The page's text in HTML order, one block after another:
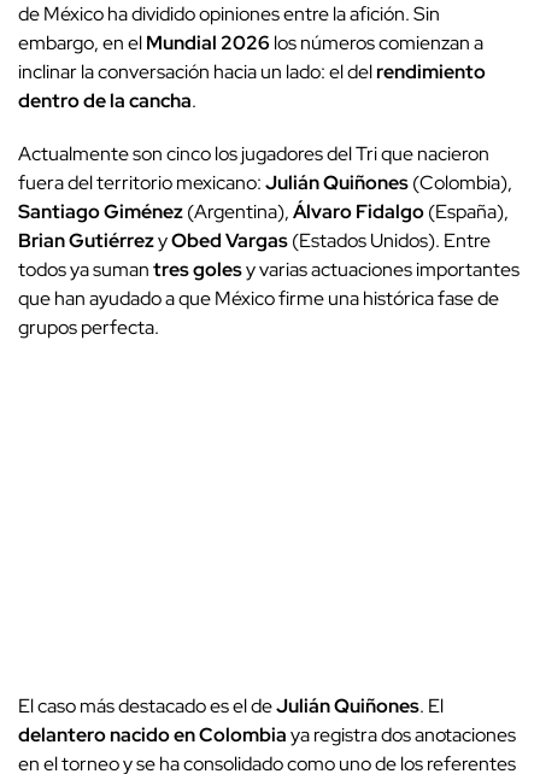
de México ha dividido opiniones entre la afición. Sin
embargo, en elMundial 2026los números comienzan a
inclinar la conversación hacia un lado: el delrendimiento
dentro de la cancha.
Actualmente son cinco los jugadores del Tri que nacieron
fuera del territorio mexicano:Julián Quiñones(Colombia),
Santiago Giménez(Argentina),Álvaro Fidalgo(España),
Brian GutiérrezyObed Vargas(Estados Unidos). Entre
todos ya sumantres golesy varias actuaciones importantes
que han ayudado a que México firme una histórica fase de
grupos perfecta.
El caso más destacado es el deJulián Quiñones. El
delantero nacido en Colombiaya registra dos anotaciones
en el torneo y se ha consolidado como uno de los referentes